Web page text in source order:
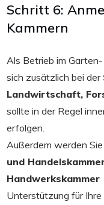
Schritt 6:
Kammern
Als Betrieb im
sich zusätzlich bei der
Landwirtschaft,
sollte in der Regel
erfolgen.
Außerdem werden
und
Handwerkskammer
Unterstützung für Ihre